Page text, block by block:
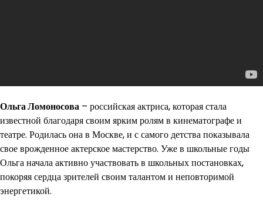
Ольга Ломоносова – российская актриса, которая стала
известной благодаря своим ярким ролям в кинематографе и
театре. Родилась она в Москве, и с самого детства показывала
свое врожденное актерское мастерство. Уже в школьные годы
Ольга начала активно участвовать в школьных постановках,
покоряя сердца зрителей своим талантом и неповторимой
энергетикой.